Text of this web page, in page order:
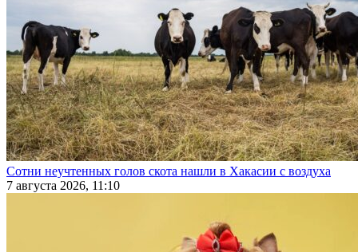
Сотни неучтенных голов скота нашли в Хакасии с воздуха
7 августа 2026, 11:10